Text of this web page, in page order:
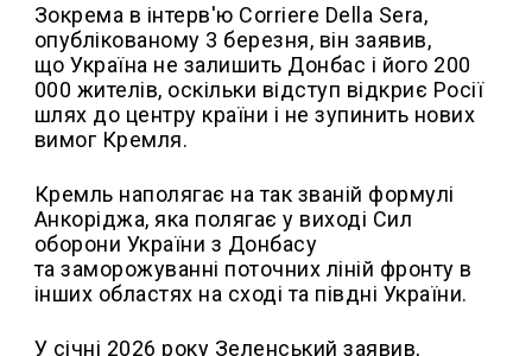
Зокрема в інтерв'ю Corriere Della Sera,
опублікованому 3 березня, він заявив,
що Україна не залишить Донбас і його 200
000 жителів, оскільки відступ відкриє Росії
шлях до центру країни і не зупинить нових
вимог Кремля.
Кремль наполягає на так званій формулі
Анкоріджа, яка полягає у виході Сил
оборони України з Донбасу
та заморожуванні поточних ліній фронту в
інших областях на сході та півдні України.
У січні 2026 року Зеленський заявив,